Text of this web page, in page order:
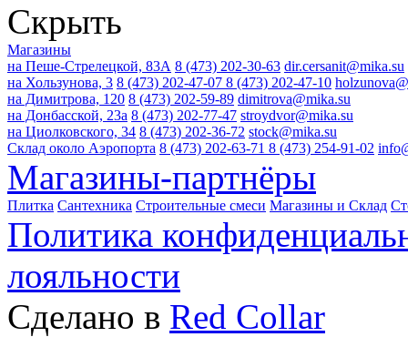
Скрыть
Магазины
на Пеше-Стрелецкой, 83А 8 (473) 202-30-63 dir.cersanit@mika.su
на Хользунова, 3 8 (473) 202-47-07 8 (473) 202-47-10
на Димитрова, 120 8 (473) 202-59-89 dimitrova@mika.su
на Донбасской, 23а 8 (473) 202-77-47 stroydvor@mika.su
на Циолковского, 34 8 (473) 202-36-72 stock@mika.su
Склад около Аэропорта 8 (473) 202-63-71 8 (473) 254-91-02
Магазины-партнёры
Плитка Сантехника Строительные смеси Магазины и Склад
Политика
лояльности
Сделано в Red Collar